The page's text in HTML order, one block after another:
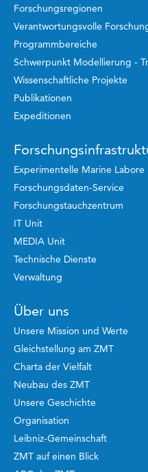
Forschungsregionen
Verantwortungsvolle
Programmbereiche
Schwerpunkt Modellierung -
Wissenschaftliche Projekte
Publikationen
Expeditionen
Experimentelle Marine Labore
Forschungsdaten-Service
Forschungstauchzentrum
IT Unit
MEDIA Unit
Technische Dienste
Verwaltung
Über uns
Unsere Mission und Werte
Gleichstellung am ZMT
Charta der Vielfalt
Neubau des ZMT
Unsere Geschichte
Organisation
Leibniz-Gemeinschaft
ZMT auf einen Blick